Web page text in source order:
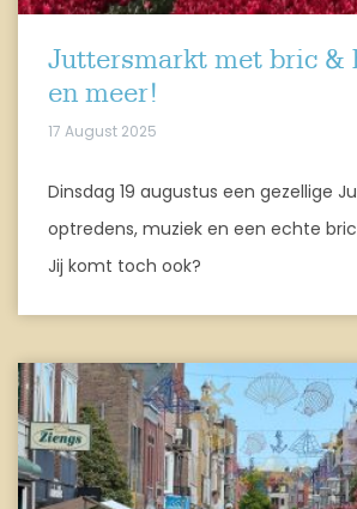
Juttersmarkt met bric &
en meer!
17 August 2025
Dinsdag 19 augustus een gezellige
optredens, muziek en een echte
Jij komt toch ook?